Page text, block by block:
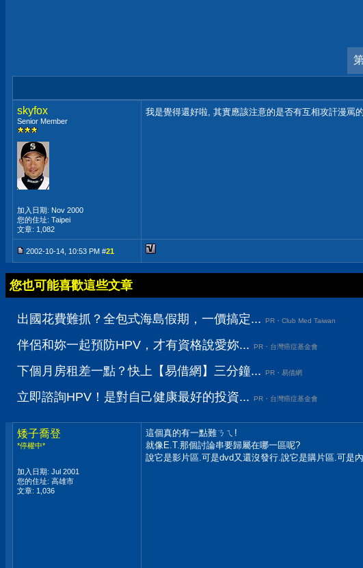
skyfox
Senior Member
加入日期: Nov 2000
您的住址: Taipei
文章: 1,082
我是覺得還好啦, 其實應該注意的是否有互相攻訐漫罵
2002-10-14, 10:53 PM #21
您也可能喜歡這些文章
出國花費難抓？全包式海島假期，一價搞定... PR・Club Med Taiwan
伴侶和妳一起預防HPV，才有資格說愛妳... PR・台灣癌症基金會
下個月房租差一點？快上【易借網】三分鐘... PR・易借網
立即諮詢HPV！是對自己健康最好的投資... PR・台灣癌症基金會
矮子喬登
*停權中*
加入日期: Jul 2001
您的住址: 高雄市
文章: 1,036
這個真的有一點難ㄋㄟ!
就像E.T.那個討論串要歸屬在哪一區呢?
說它是影片區.可是dvd又還沒發行.說它是購片區.可是